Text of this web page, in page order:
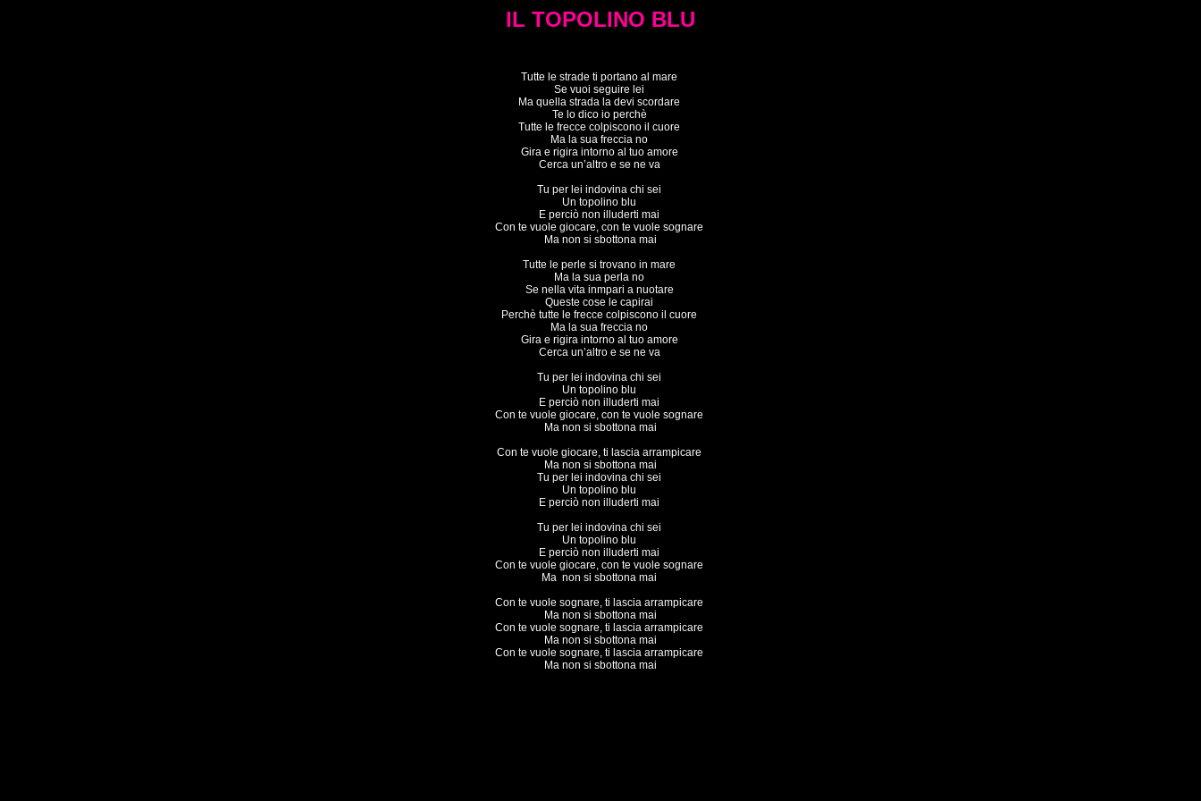
IL TOPOLINO BLU
Tutte le strade ti portano al mare
Se vuoi seguire lei
Ma quella strada la devi scordare
Te lo dico io perchè
Tutte le frecce colpiscono il cuore
Ma la sua freccia no
Gira e rigira intorno al tuo amore
Cerca un’altro e se ne va
Tu per lei indovina chi sei
Un topolino blu
E perciò non illuderti mai
Con te vuole giocare, con te vuole sognare
Ma non si sbottona mai
Tutte le perle si trovano in mare
Ma la sua perla no
Se nella vita inmpari a nuotare
Queste cose le capirai
Perchè tutte le frecce colpiscono il cuore
Ma la sua freccia no
Gira e rigira intorno al tuo amore
Cerca un’altro e se ne va
Tu per lei indovina chi sei
Un topolino blu
E perciò non illuderti mai
Con te vuole giocare, con te vuole sognare
Ma non si sbottona mai
Con te vuole giocare, ti lascia arrampicare
Ma non si sbottona mai
Tu per lei indovina chi sei
Un topolino blu
E perciò non illuderti mai
Tu per lei indovina chi sei
Un topolino blu
E perciò non illuderti mai
Con te vuole giocare, con te vuole sognare
Ma  non si sbottona mai
Con te vuole sognare, ti lascia arrampicare
Ma non si sbottona mai
Con te vuole sognare, ti lascia arrampicare
Ma non si sbottona mai
Con te vuole sognare, ti lascia arrampicare
Ma non si sbottona mai